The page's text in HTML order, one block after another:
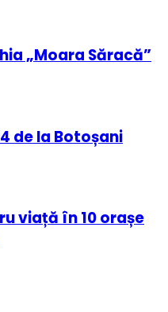
„Moara Săracă”
de la Botoșani
viață în 10 orașe